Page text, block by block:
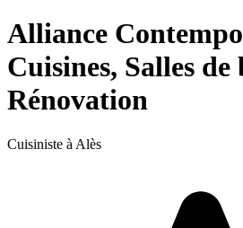
Alliance
Cuisines, Salles
Rénovation
Cuisiniste à Alès